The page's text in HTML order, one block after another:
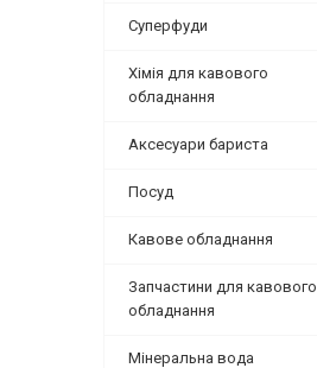
Суперфуди
Хімія для кавового
обладнання
Аксесуари бариста
Посуд
Кавове обладнання
Запчастини для кавового
обладнання
Мінеральна вода